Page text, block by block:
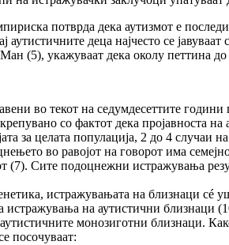
потврда дека аутизмот е
деца најчесто се
(5), укажуваат дека околу петтина
во текот на седумдесеттите
со фактот дека пројавноста
за целата популација, 2 до 4
во равојот на говорот има
(7). Сите подоцнежни истражувања
истражувањата на близнаци сé
на аутистични близнаци
аутистичните монозиготни близнаци.
посочуваат: